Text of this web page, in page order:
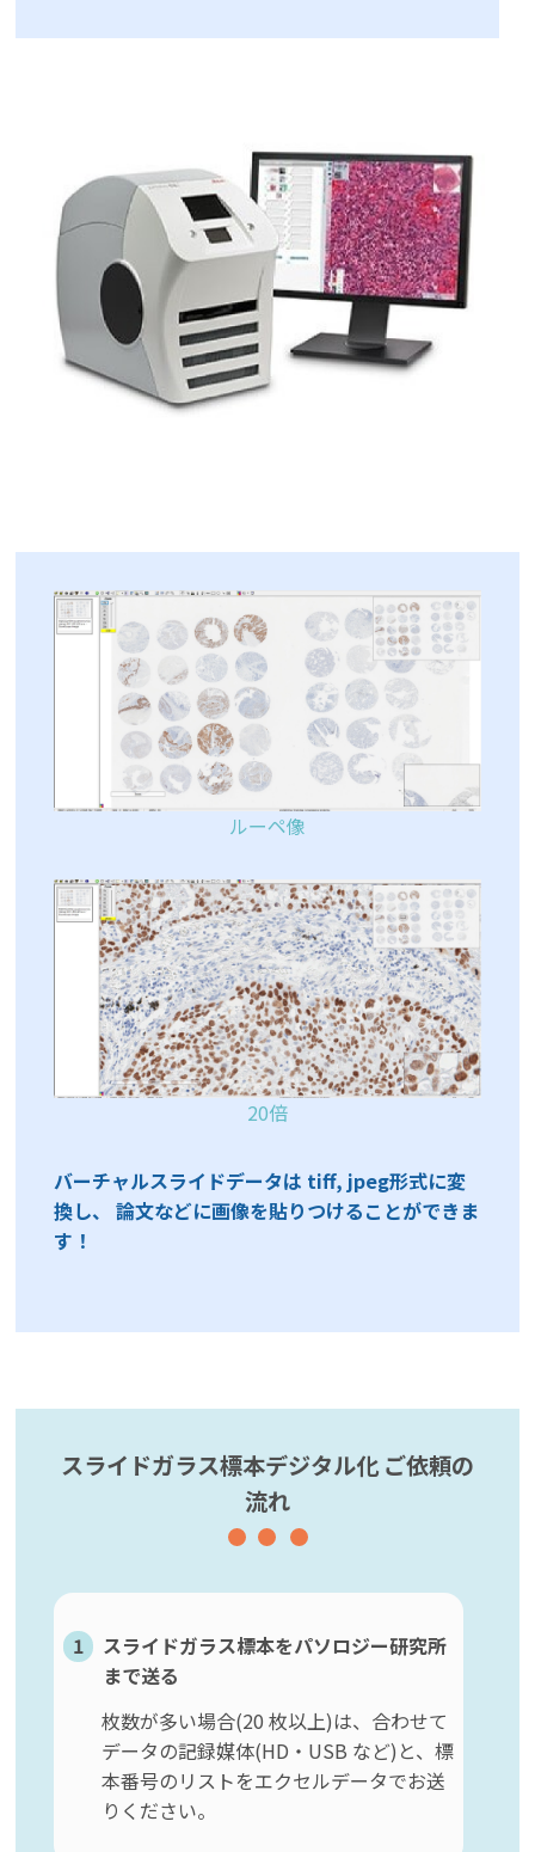
ルーペ像
20倍
バーチャルスライドデータは tiff, jpeg形式に変
換し、 論文などに画像を貼りつけることができま
す！
スライドガラス標本デジタル化 ご依頼の
流れ
1
スライドガラス標本をパソロジー研究所
まで送る
枚数が多い場合(20 枚以上)は、合わせて
データの記録媒体(HD・USB など)と、標
本番号のリストをエクセルデータでお送
りください。